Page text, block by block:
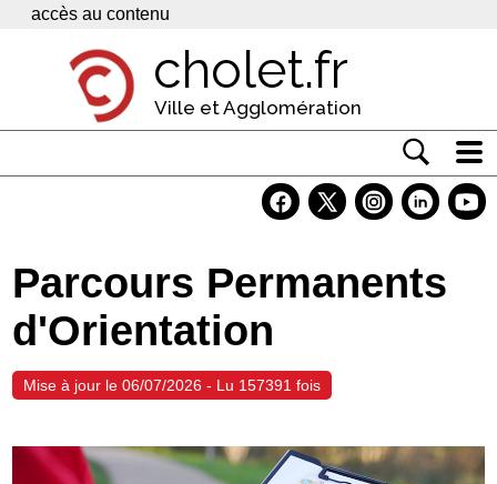
Panneau de gestion des cookies
accès au contenu
cholet.fr
Ville et Agglomération
Economie
Services
Contacts
Parcours Permanents
d'Orientation
Mise à jour le 06/07/2026 - Lu 157391 fois